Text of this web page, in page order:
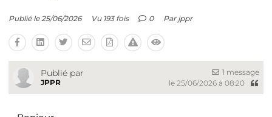
Publié le 25/06/2026 Vu 193 fois 0 Par jppr
Publié par
JPPR
1 message
le 25/06/2026 à 08:20